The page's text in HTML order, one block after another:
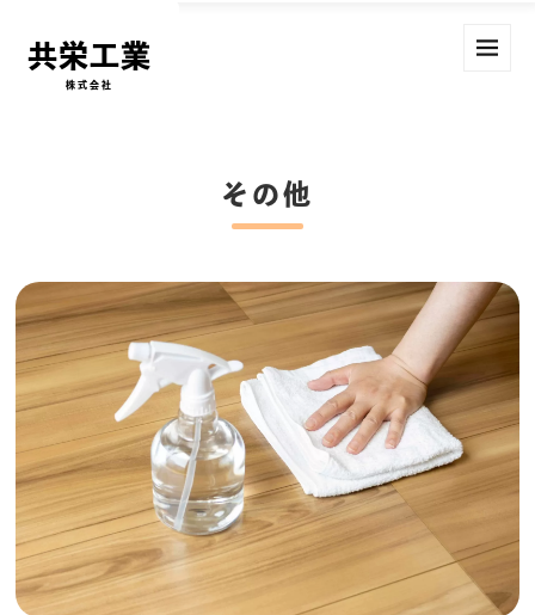
共栄工業
株式会社
その他